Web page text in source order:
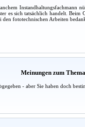
Instandhaltungsfachmann
es sich tatsächlich handelt.
fototechnischen Arbeiten
Meinungen zum Thema
- aber Sie haben doch